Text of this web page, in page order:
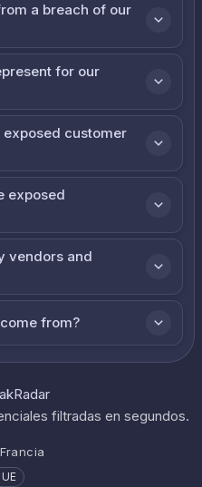
a breach of our
for our
exposed customer
exposed
vendors and
from?
filtradas en segundos.